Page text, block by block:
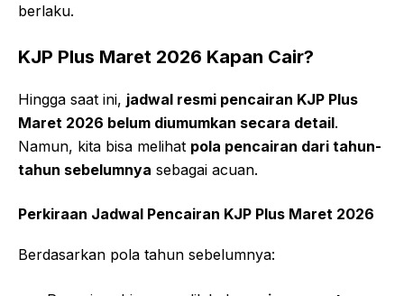
berlaku.
KJP Plus Maret 2026 Kapan Cair?
Hingga saat ini, jadwal resmi pencairan KJP Plus
Maret 2026 belum diumumkan secara detail.
Namun, kita bisa melihat pola pencairan dari tahun-
tahun sebelumnya sebagai acuan.
Perkiraan Jadwal Pencairan KJP Plus Maret 2026
Berdasarkan pola tahun sebelumnya: